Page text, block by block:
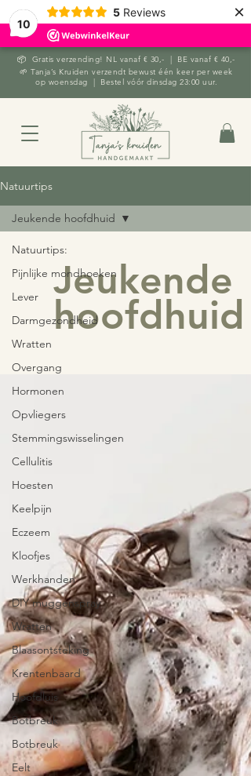
10
5 Reviews ×
📦 Gratis verzending! NL vanaf € 30,- | BE vanaf € 40,-
🌱 Tanja’s Kruiden verzendt bewust één keer per week
op woensdag | Bestel vóór dinsdag 23:00 uur.
Natuurtips
Natuurtips:
Pijnlijke mondhoeken
Lever
Darmgezondheid
Wratten
Overgang
Hormonen
Opvliegers
Stemmingswisselingen
Cellulitis
Hoesten
Keelpijn
Eczeem
Kloofjes
Werkhanden
DIY muggenspray
Wratten
Blaasontsteking
Krentenbaard
Hoofdluis
Botbreuk
Botbreuk
Eelt
Jeukende hoofdhuid
Jeukende
hoofdhuid